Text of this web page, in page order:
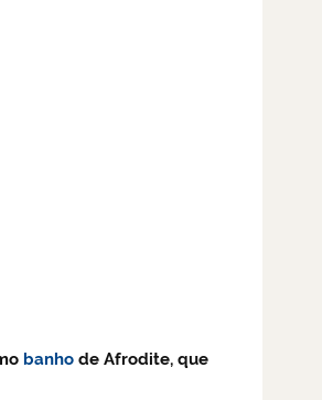
banho de Afrodite, que